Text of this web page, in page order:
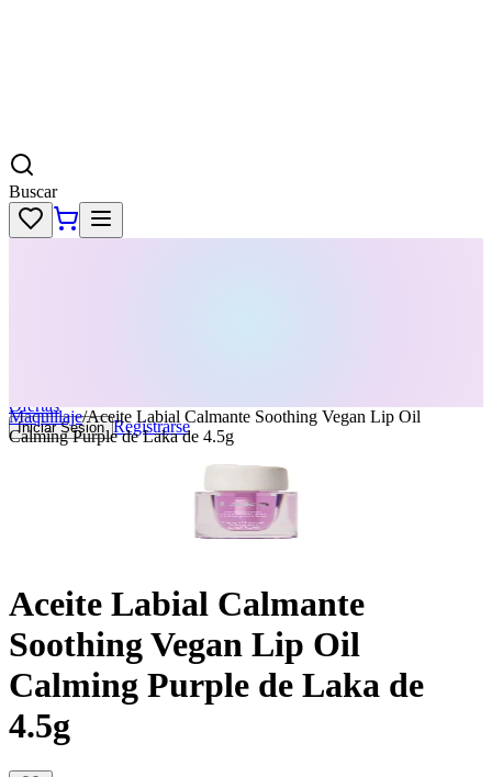
Buscar
Ofertas
Iniciar Sesion Registrarse
Maquillaje/Aceite Labial Calmante Soothing Vegan Lip Oil
Calming Purple de Laka de 4.5g
Aceite Labial Calmante
Soothing Vegan Lip Oil
Calming Purple de Laka de
4.5g